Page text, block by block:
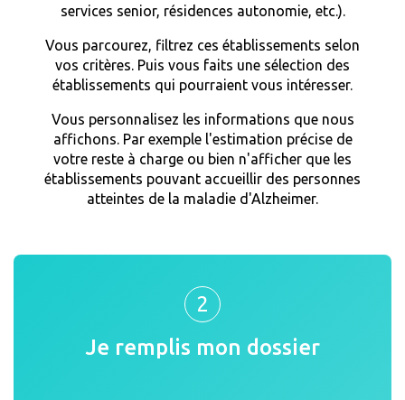
services senior, résidences autonomie, etc.).
Vous parcourez, filtrez ces établissements selon
vos critères. Puis vous faits une sélection des
établissements qui pourraient vous intéresser.
Vous personnalisez les informations que nous
affichons. Par exemple l'estimation précise de
votre reste à charge ou bien n'afficher que les
établissements pouvant accueillir des personnes
atteintes de la maladie d'Alzheimer.
2
Je remplis mon dossier